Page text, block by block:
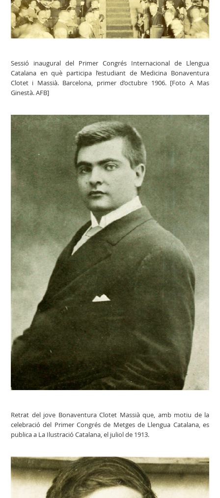
Sessió inaugural del Primer Congrés Internacional de Llengua
Catalana en què participa l’estudiant de Medicina Bonaventura
Clotet i Massià. Barcelona, primer d’octubre 1906. [Foto A Mas
Ginestà. AFB]
Retrat del jove Bonaventura Clotet Massià que, amb motiu de la
celebració del Primer Congrés de Metges de Llengua Catalana, es
publica a La Ilustració Catalana, el juliol de 1913.